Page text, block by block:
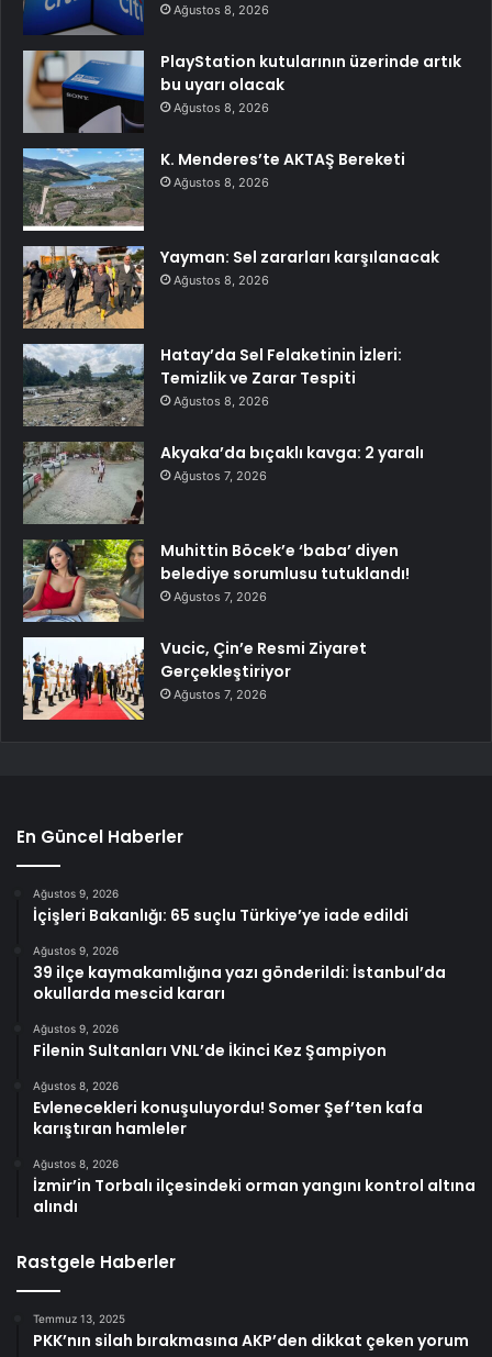
Ağustos 8, 2026
PlayStation kutularının üzerinde artık
bu uyarı olacak
Ağustos 8, 2026
K. Menderes’te AKTAŞ Bereketi
Ağustos 8, 2026
Yayman: Sel zararları karşılanacak
Ağustos 8, 2026
Hatay’da Sel Felaketinin İzleri:
Temizlik ve Zarar Tespiti
Ağustos 8, 2026
Akyaka’da bıçaklı kavga: 2 yaralı
Ağustos 7, 2026
Muhittin Böcek’e ‘baba’ diyen
belediye sorumlusu tutuklandı!
Ağustos 7, 2026
Vucic, Çin’e Resmi Ziyaret
Gerçekleştiriyor
Ağustos 7, 2026
En Güncel Haberler
Ağustos 9, 2026
İçişleri Bakanlığı: 65 suçlu Türkiye’ye iade edildi
Ağustos 9, 2026
39 ilçe kaymakamlığına yazı gönderildi: İstanbul’da
okullarda mescid kararı
Ağustos 9, 2026
Filenin Sultanları VNL’de İkinci Kez Şampiyon
Ağustos 8, 2026
Evlenecekleri konuşuluyordu! Somer Şef’ten kafa
karıştıran hamleler
Ağustos 8, 2026
İzmir’in Torbalı ilçesindeki orman yangını kontrol altına
alındı
Rastgele Haberler
Temmuz 13, 2025
PKK’nın silah bırakmasına AKP’den dikkat çeken yorum